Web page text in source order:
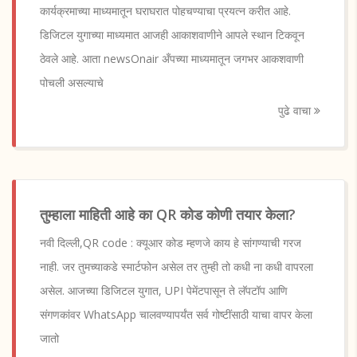
कार्यक्रमाच्या माध्यमातून घराघरात पोहचण्याचा प्रयत्न करीत आहे.
डिजिटल युगाच्या माध्यमात आजही आकाशवाणीने आपले स्थान टिकवून
ठेवले आहे. आता newsOnair अँपच्या माध्यमातून जगभर आकशवाणी
पोचली असल्याचे
पुढे वाचा
तुम्हाला माहिती आहे का QR कोड कोणी तयार केला?
नवी दिल्ली,QR code : क्यूआर कोड म्हणजे काय हे सांगण्याची गरज
नाही. जर तुमच्याकडे स्मार्टफोन असेल तर तुम्ही तो कधी ना कधी वापरला
असेल. आजच्या डिजिटल युगात, UPI पेमेंटपासून ते लॅपटॉप आणि
संगणकांवर WhatsApp चालवण्यापर्यंत सर्व गोष्टींसाठी याचा वापर केला
जातो